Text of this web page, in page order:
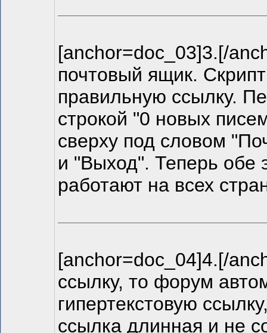
[anchor=doc_03]3.[/
почтовый ящик.
правильную ссылку.
строкой "0 новых
сверху под словом
и "Выход". Теперь обе
работают на всех
[anchor=doc_04]4.[/
ссылку, то форум
гипертекстовую
ссылка длинная и не